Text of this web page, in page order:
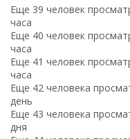
Еще 39 человек
часа
Еще 40 человек
часа
Еще 41 человек
часа
Еще 42 человека
день
Еще 43 человека
дня